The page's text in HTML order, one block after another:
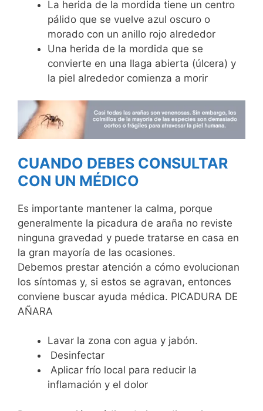
La herida de la mordida tiene un centro
pálido que se vuelve azul oscuro o
morado con un anillo rojo alrededor
Una herida de la mordida que se
convierte en una llaga abierta (úlcera) y
la piel alrededor comienza a morir
CUANDO DEBES CONSULTAR
CON UN MÉDICO
Es importante mantener la calma, porque
generalmente la picadura de araña no reviste
ninguna gravedad y puede tratarse en casa en
la gran mayoría de las ocasiones.
Debemos prestar atención a cómo evolucionan
los síntomas y, si estos se agravan, entonces
conviene buscar ayuda médica. PICADURA DE
AÑARA
Lavar la zona con agua y jabón.
Desinfectar
Aplicar frío local para reducir la
inflamación y el dolor